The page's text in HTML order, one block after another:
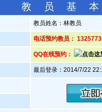
教 员 基
教员姓名：林教员
电话预约教员：
QQ在线预约：
最后登录：2014/7/22